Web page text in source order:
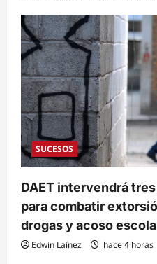
SUCESOS
DAET intervendrá
para combatir
drogas y acoso
Edwin Laínez hace 4 horas